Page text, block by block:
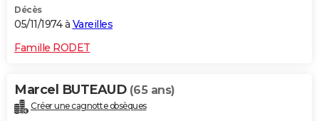
Décès
05/11/1974 à Vareilles
Famille RODET
Marcel BUTEAUD (65 ans)
Créer une cagnotte obsèques